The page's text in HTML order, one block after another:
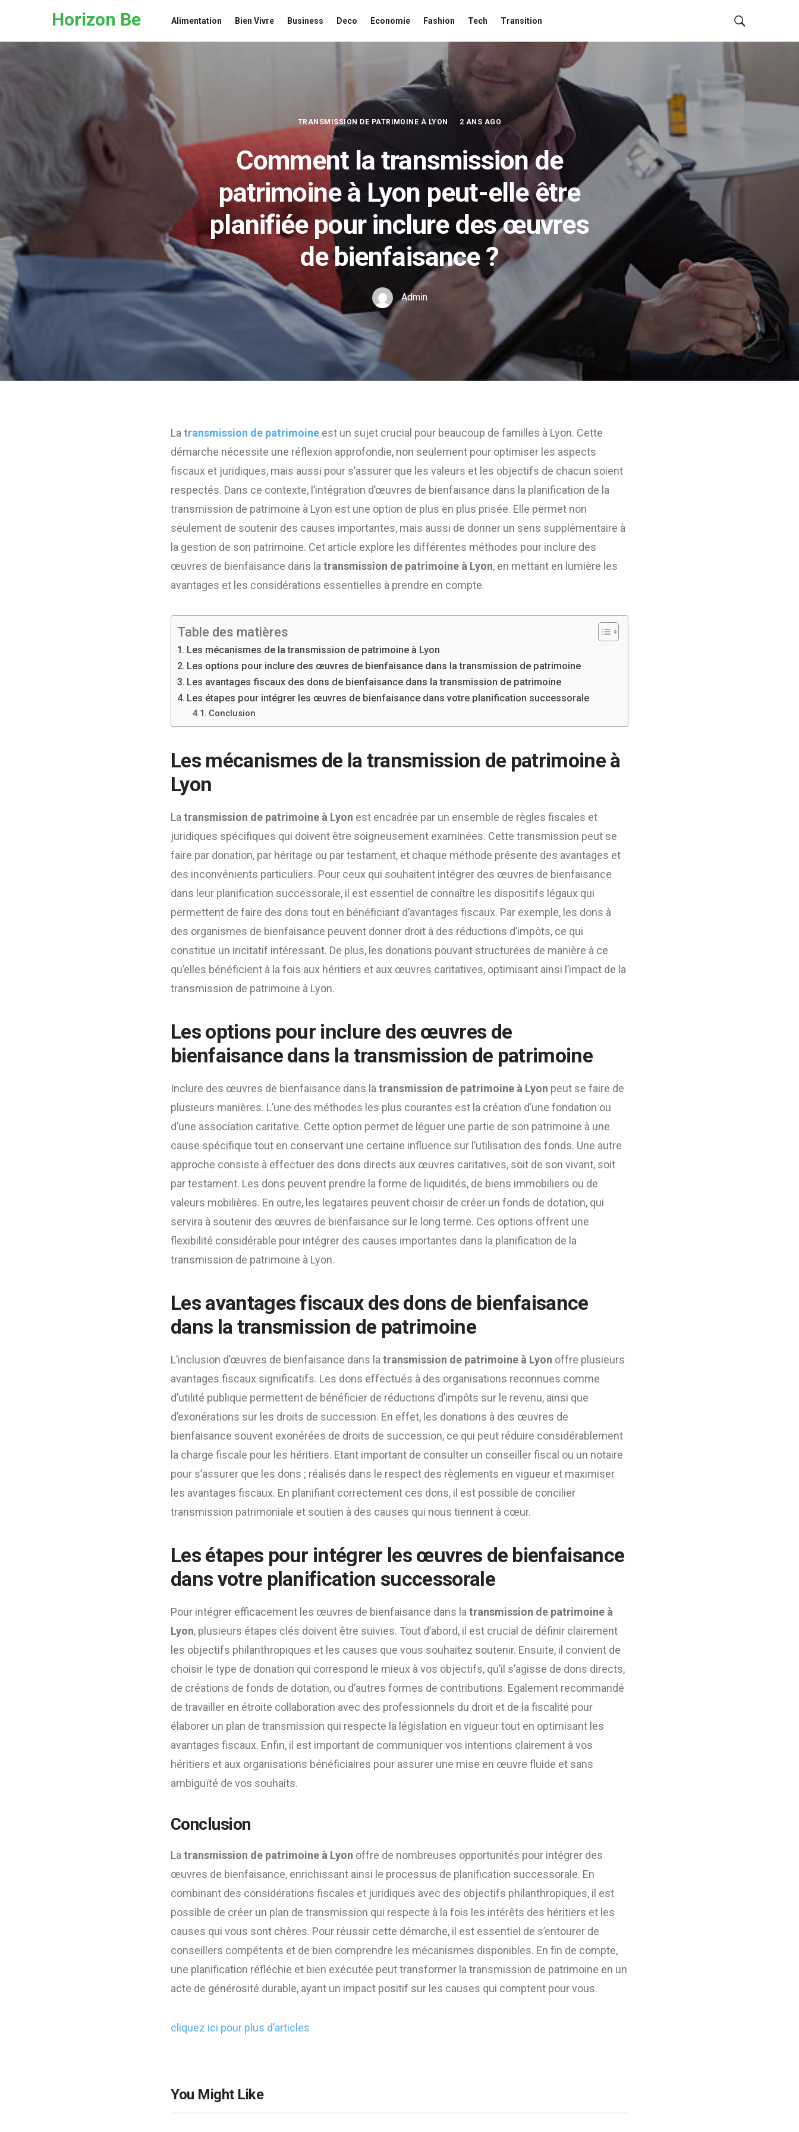
Horizon Be Alimentation Bien Vivre Business Deco Economie Fashion Tech Transition
TRANSMISSION DE PATRIMOINE À LYON 2 ANS AGO
Comment la transmission de
patrimoine à Lyon peut-elle être
planifiée pour inclure des œuvres
de bienfaisance ?
Admin
La transmission de patrimoine est un sujet crucial pour beaucoup de familles à Lyon. Cette
démarche nécessite une réflexion approfondie, non seulement pour optimiser les aspects
fiscaux et juridiques, mais aussi pour s’assurer que les valeurs et les objectifs de chacun soient
respectés. Dans ce contexte, l’intégration d’œuvres de bienfaisance dans la planification de la
transmission de patrimoine à Lyon est une option de plus en plus prisée. Elle permet non
seulement de soutenir des causes importantes, mais aussi de donner un sens supplémentaire à
la gestion de son patrimoine. Cet article explore les différentes méthodes pour inclure des
œuvres de bienfaisance dans la transmission de patrimoine à Lyon, en mettant en lumière les
avantages et les considérations essentielles à prendre en compte.
Table des matières
Les mécanismes de la transmission de patrimoine à Lyon
Les options pour inclure des œuvres de bienfaisance dans la transmission de patrimoine
Les avantages fiscaux des dons de bienfaisance dans la transmission de patrimoine
Les étapes pour intégrer les œuvres de bienfaisance dans votre planification successorale
Conclusion
Les mécanismes de la transmission de patrimoine à
Lyon
La transmission de patrimoine à Lyon est encadrée par un ensemble de règles fiscales et
juridiques spécifiques qui doivent être soigneusement examinées. Cette transmission peut se
faire par donation, par héritage ou par testament, et chaque méthode présente des avantages et
des inconvénients particuliers. Pour ceux qui souhaitent intégrer des œuvres de bienfaisance
dans leur planification successorale, il est essentiel de connaître les dispositifs légaux qui
permettent de faire des dons tout en bénéficiant d’avantages fiscaux. Par exemple, les dons à
des organismes de bienfaisance peuvent donner droit à des réductions d’impôts, ce qui
constitue un incitatif intéressant. De plus, les donations pouvant structurées de manière à ce
qu’elles bénéficient à la fois aux héritiers et aux œuvres caritatives, optimisant ainsi l’impact de la
transmission de patrimoine à Lyon.
Les options pour inclure des œuvres de
bienfaisance dans la transmission de patrimoine
Inclure des œuvres de bienfaisance dans la transmission de patrimoine à Lyon peut se faire de
plusieurs manières. L’une des méthodes les plus courantes est la création d’une fondation ou
d’une association caritative. Cette option permet de léguer une partie de son patrimoine à une
cause spécifique tout en conservant une certaine influence sur l’utilisation des fonds. Une autre
approche consiste à effectuer des dons directs aux œuvres caritatives, soit de son vivant, soit
par testament. Les dons peuvent prendre la forme de liquidités, de biens immobiliers ou de
valeurs mobilières. En outre, les legataires peuvent choisir de créer un fonds de dotation, qui
servira à soutenir des œuvres de bienfaisance sur le long terme. Ces options offrent une
flexibilité considérable pour intégrer des causes importantes dans la planification de la
transmission de patrimoine à Lyon.
Les avantages fiscaux des dons de bienfaisance
dans la transmission de patrimoine
L’inclusion d’œuvres de bienfaisance dans la transmission de patrimoine à Lyon offre plusieurs
avantages fiscaux significatifs. Les dons effectués à des organisations reconnues comme
d’utilité publique permettent de bénéficier de réductions d’impôts sur le revenu, ainsi que
d’exonérations sur les droits de succession. En effet, les donations à des œuvres de
bienfaisance souvent exonérées de droits de succession, ce qui peut réduire considérablement
la charge fiscale pour les héritiers. Etant important de consulter un conseiller fiscal ou un notaire
pour s’assurer que les dons ; réalisés dans le respect des règlements en vigueur et maximiser
les avantages fiscaux. En planifiant correctement ces dons, il est possible de concilier
transmission patrimoniale et soutien à des causes qui nous tiennent à cœur.
Les étapes pour intégrer les œuvres de bienfaisance
dans votre planification successorale
Pour intégrer efficacement les œuvres de bienfaisance dans la transmission de patrimoine à
Lyon, plusieurs étapes clés doivent être suivies. Tout d’abord, il est crucial de définir clairement
les objectifs philanthropiques et les causes que vous souhaitez soutenir. Ensuite, il convient de
choisir le type de donation qui correspond le mieux à vos objectifs, qu’il s’agisse de dons directs,
de créations de fonds de dotation, ou d’autres formes de contributions. Egalement recommandé
de travailler en étroite collaboration avec des professionnels du droit et de la fiscalité pour
élaborer un plan de transmission qui respecte la législation en vigueur tout en optimisant les
avantages fiscaux. Enfin, il est important de communiquer vos intentions clairement à vos
héritiers et aux organisations bénéficiaires pour assurer une mise en œuvre fluide et sans
ambiguïté de vos souhaits.
Conclusion
La transmission de patrimoine à Lyon offre de nombreuses opportunités pour intégrer des
œuvres de bienfaisance, enrichissant ainsi le processus de planification successorale. En
combinant des considérations fiscales et juridiques avec des objectifs philanthropiques, il est
possible de créer un plan de transmission qui respecte à la fois les intérêts des héritiers et les
causes qui vous sont chères. Pour réussir cette démarche, il est essentiel de s’entourer de
conseillers compétents et de bien comprendre les mécanismes disponibles. En fin de compte,
une planification réfléchie et bien exécutée peut transformer la transmission de patrimoine en un
acte de générosité durable, ayant un impact positif sur les causes qui comptent pour vous.
cliquez ici pour plus d’articles
You Might Like